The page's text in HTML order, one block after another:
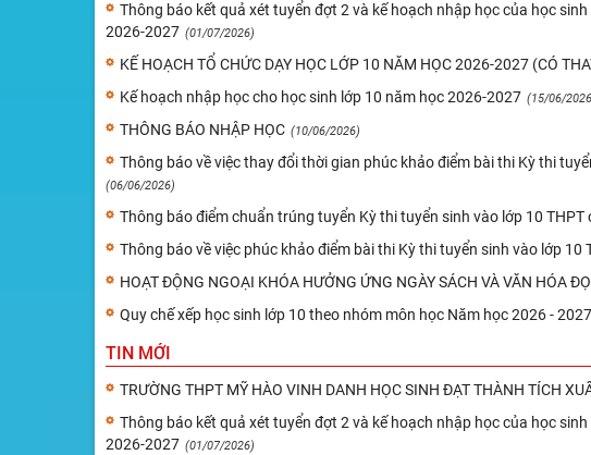
Thông báo kết quả xét tuyển đợt 2 và kế hoạch nhập học của học
2026-2027 (01/07/2026)
KẾ HOẠCH TỔ CHỨC DẠY HỌC LỚP 10 NĂM HỌC 2026-2027 (CÓ
Kế hoạch nhập học cho học sinh lớp 10 năm học 2026-2027 (15/06/
THÔNG BÁO NHẬP HỌC (10/06/2026)
Thông báo về việc thay đổi thời gian phúc khảo điểm bài thi Kỳ thi
(06/06/2026)
Thông báo điểm chuẩn trúng tuyển Kỳ thi tuyển sinh vào lớp 10
Thông báo về việc phúc khảo điểm bài thi Kỳ thi tuyển sinh vào lớp
HOẠT ĐỘNG NGOẠI KHÓA HƯỞNG ỨNG NGÀY SÁCH VÀ VĂN HÓA
Quy chế xếp học sinh lớp 10 theo nhóm môn học Năm học 2026 - 2027
TIN MỚI
TRƯỜNG THPT MỸ HÀO VINH DANH HỌC SINH ĐẠT THÀNH TÍCH
Thông báo kết quả xét tuyển đợt 2 và kế hoạch nhập học của học
2026-2027 (01/07/2026)